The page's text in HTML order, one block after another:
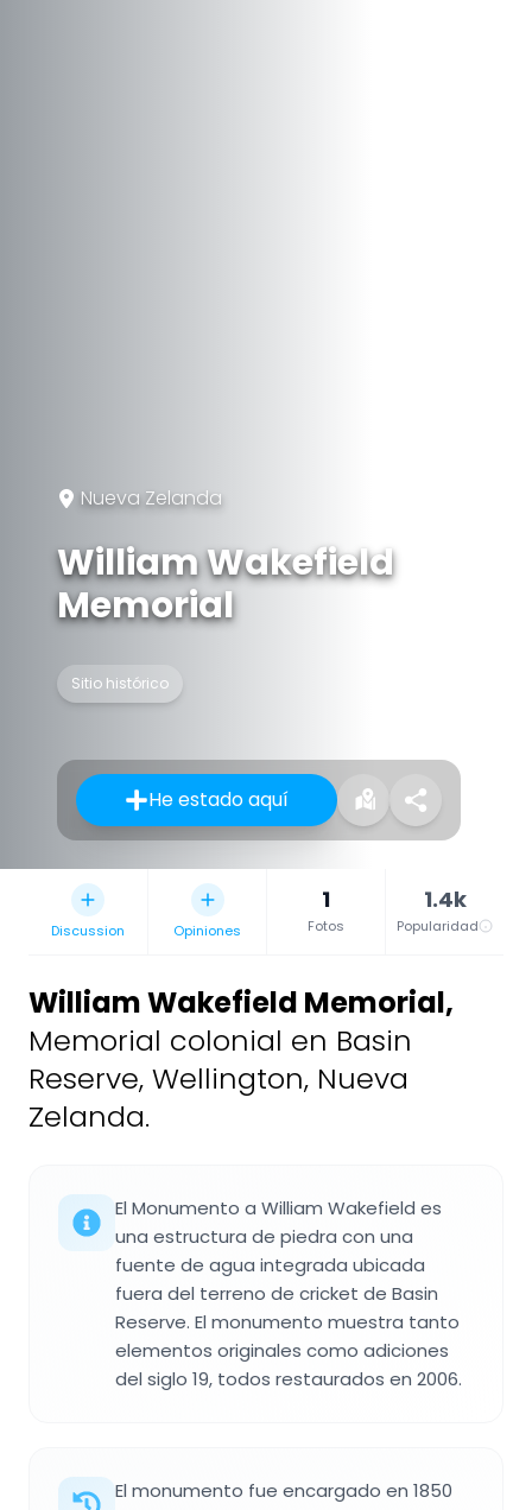
Nueva Zelanda
William Wakefield
Memorial
Sitio histórico
He estado aquí
Discussion Opiniones
1
Fotos
1.4k
Popularidad
William Wakefield Memorial,
Memorial colonial en Basin
Reserve, Wellington, Nueva
Zelanda.
El Monumento a William Wakefield es
una estructura de piedra con una
fuente de agua integrada ubicada
fuera del terreno de cricket de Basin
Reserve. El monumento muestra tanto
elementos originales como adiciones
del siglo 19, todos restaurados en 2006.
El monumento fue encargado en 1850